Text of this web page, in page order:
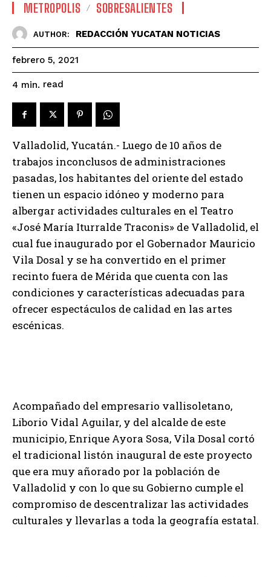
METROPOLIS SOBRESALIENTES
AUTHOR: REDACCIÓN YUCATAN NOTICIAS
febrero 5, 2021
4 min. read
Valladolid, Yucatán.- Luego de 10 años de
trabajos inconclusos de administraciones
pasadas, los habitantes del oriente del estado
tienen un espacio idóneo y moderno para
albergar actividades culturales en el Teatro
«José María Iturralde Traconis» de Valladolid, el
cual fue inaugurado por el Gobernador Mauricio
Vila Dosal y se ha convertido en el primer
recinto fuera de Mérida que cuenta con las
condiciones y características adecuadas para
ofrecer espectáculos de calidad en las artes
escénicas.
Acompañado del empresario vallisoletano,
Liborio Vidal Aguilar, y del alcalde de este
municipio, Enrique Ayora Sosa, Vila Dosal cortó
el tradicional listón inaugural de este proyecto
que era muy añorado por la población de
Valladolid y con lo que su Gobierno cumple el
compromiso de descentralizar las actividades
culturales y llevarlas a toda la geografía estatal.